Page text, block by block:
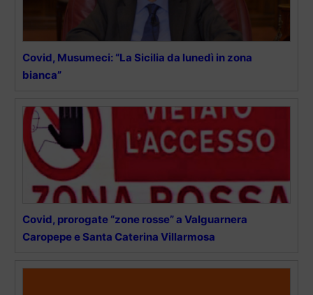
Covid, Musumeci: “La Sicilia da lunedì in zona
bianca”
Covid, prorogate “zone rosse” a Valguarnera
Caropepe e Santa Caterina Villarmosa